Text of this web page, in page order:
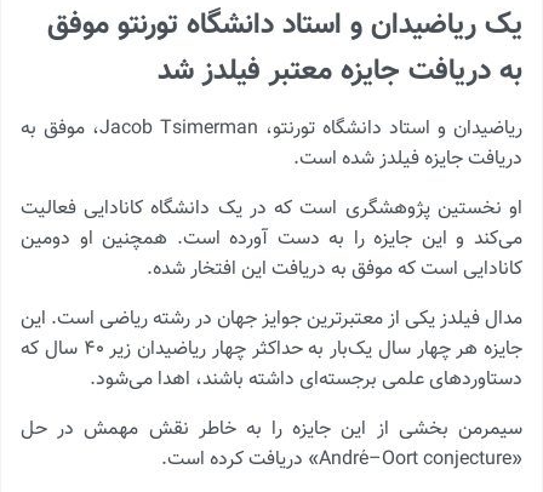
یک ریاضیدان و استاد دانشگاه تورنتو موفق
به دریافت جایزه معتبر فیلدز شد
ریاضیدان و استاد دانشگاه تورنتو، Jacob Tsimerman، موفق به
دریافت جایزه فیلدز شده است.
او نخستین پژوهشگری است که در یک دانشگاه کانادایی فعالیت
می‌کند و این جایزه را به دست آورده است. همچنین او دومین
کانادایی است که موفق به دریافت این افتخار شده.
مدال فیلدز یکی از معتبرترین جوایز جهان در رشته ریاضی است. این
جایزه هر چهار سال یک‌بار به حداکثر چهار ریاضیدان زیر ۴۰ سال که
دستاوردهای علمی برجسته‌ای داشته باشند، اهدا می‌شود.
سیمرمن بخشی از این جایزه را به خاطر نقش مهمش در حل
«André–Oort conjecture» دریافت کرده است.